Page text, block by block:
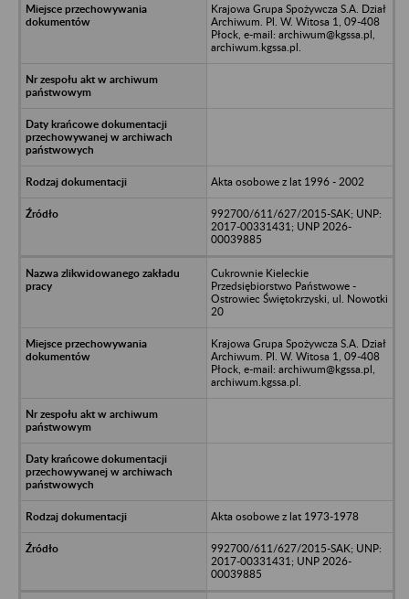
Krajowa Grupa Spożywcza S.A. Dział
Archiwum. Pl. W. Witosa 1, 09-408
Płock, e-mail: archiwum@kgssa.pl,
archiwum.kgssa.pl.
Akta osobowe z lat 1996 - 2002
992700/611/627/2015-SAK; UNP:
2017-00331431; UNP 2026-
00039885
Cukrownie Kieleckie
Przedsiębiorstwo Państwowe -
Ostrowiec Świętokrzyski, ul. Nowotki
20
Krajowa Grupa Spożywcza S.A. Dział
Archiwum. Pl. W. Witosa 1, 09-408
Płock, e-mail: archiwum@kgssa.pl,
archiwum.kgssa.pl.
Akta osobowe z lat 1973-1978
992700/611/627/2015-SAK; UNP:
2017-00331431; UNP 2026-
00039885